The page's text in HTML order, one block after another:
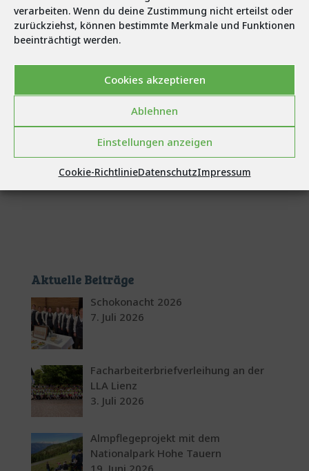
verarbeiten. Wenn du deine Zustimmung nicht erteilst oder
zurückziehst, können bestimmte Merkmale und Funktionen
beeinträchtigt werden.
Cookies akzeptieren
Ablehnen
Einstellungen anzeigen
Cookie-RichtlinieDatenschutzImpressum
Aktuelle Beiträge
Schokonacht 2026
7. Juli 2026
Facharbeiterbriefverleihung an der
LLA Lienz
3. Juli 2026
Almpflegeprojekt mit dem
Nationalpark Hohe Tauern
19. Juni 2026